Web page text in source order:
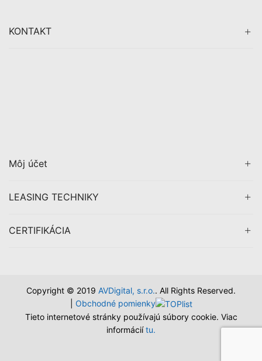
KONTAKT
Môj účet
LEASING TECHNIKY
CERTIFIKÁCIA
Copyright © 2019 AVDigital, s.r.o.. All Rights Reserved.
Obchodné pomienky
Tieto internetové stránky používajú súbory cookie. Viac
informáciítu.